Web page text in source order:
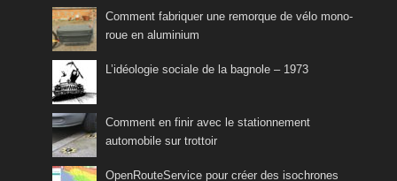
Comment fabriquer une remorque de vélo mono-
roue en aluminium
L’idéologie sociale de la bagnole – 1973
Comment en finir avec le stationnement
automobile sur trottoir
OpenRouteService pour créer des isochrones